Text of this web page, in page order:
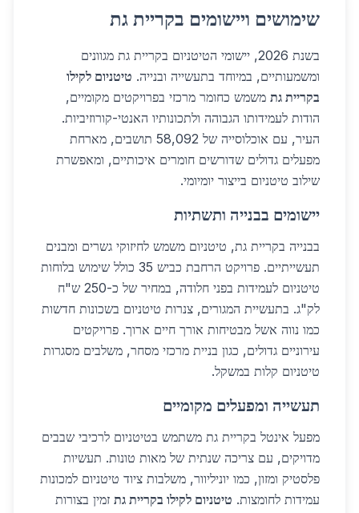
שימושים ויישומים בקריית גת
בשנת 2026, יישומי הטיטניום בקריית גת מגוונים
ומשמעותיים, במיוחד בתעשייה ובנייה. טיטניום לקילו
בקריית גת משמש כחומר מרכזי בפרויקטים מקומיים,
הודות לעמידותו הגבוהה ולתכונותיו האנטי-קורוזיביות.
העיר, עם אוכלוסייה של 58,092 תושבים, מארחת
מפעלים גדולים שדורשים חומרים איכותיים, ומאפשרת
שילוב טיטניום בייצור יומיומי.
יישומים בבנייה ותשתיות
בבנייה בקריית גת, טיטניום משמש לחיזוקי גשרים ומבנים
תעשייתיים. פרויקט הרחבת כביש 35 כולל שימוש בלוחות
טיטניום לעמידות בפני חלודה, במחיר של כ-250 ש"ח
לק"ג. בתעשיית המגורים, צנרות טיטניום בשכונות חדשות
כמו נווה אשל מבטיחות אורך חיים ארוך. פרויקטים
עירוניים גדולים, כגון בניית מרכזי מסחר, משלבים מסגרות
טיטניום קלות במשקל.
תעשייה ומפעלים מקומיים
מפעל אינטל בקריית גת משתמש בטיטניום לרכיבי שבבים
מדויקים, עם צריכה שנתית של מאות טונות. תעשיות
פלסטיק ומזון, כמו יוניליוור, משלבות ציוד טיטניום למכונות
עמידות לחומצות. טיטניום לקילו בקריית גת זמין בצורות